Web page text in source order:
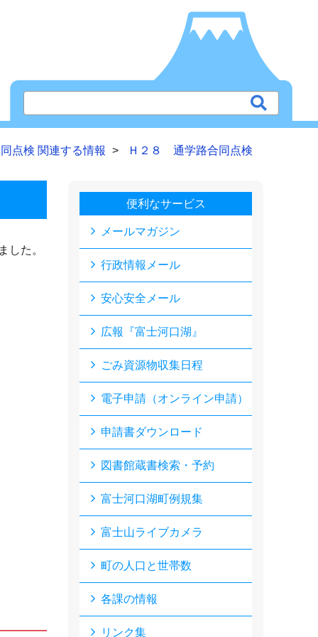
点検 関連する情報 Ｈ２８ 通学路合同点検
した。
便利なサービス
メールマガジン
行政情報メール
安心安全メール
広報『富士河口湖』
ごみ資源物収集日程
電子申請（オンライン申請）
申請書ダウンロード
図書館蔵書検索・予約
富士河口湖町例規集
富士山ライブカメラ
町の人口と世帯数
各課の情報
リンク集